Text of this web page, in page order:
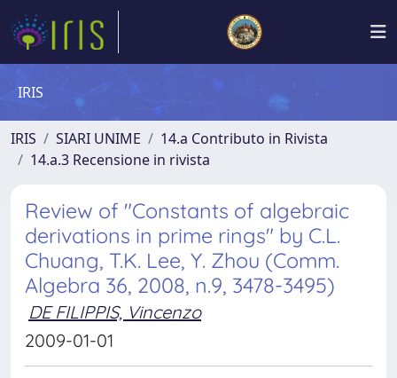
IRIS
IRIS SIARI UNIME
14.a Contributo in Rivista
14.a.3 Recensione in rivista
Review of "Constants of algebraic
derivations in prime rings" by C.L.
Chuang, T.K. Lee, Y. Zhou (Comm.
Algebra 36, 2008, n.9, 3478-3495)
DE FILIPPIS, Vincenzo
2009-01-01